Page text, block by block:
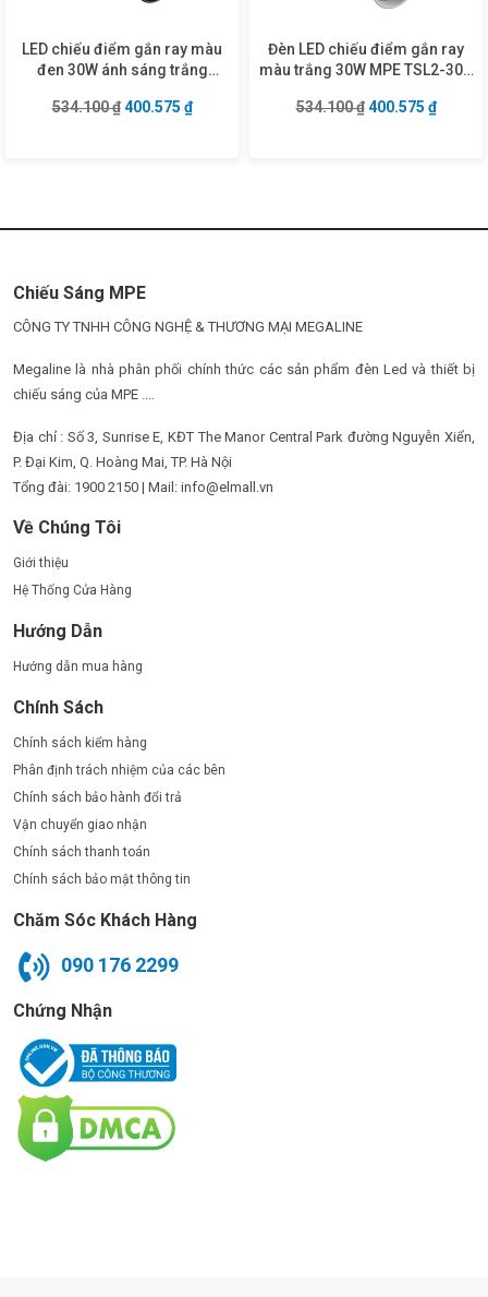
LED chiếu điểm gắn ray màu
đen 30W ánh sáng trắng
534.100₫ Giá gốc là: 534.100 ₫.
400.575 ₫Giá hiện tại là: 400.575 ₫.
Đèn LED chiếu điểm gắn ray
màu trắng 30W MPE TSL2-30V
534.100₫ Giá gốc là:
400.575 ₫Giá
Chiếu Sáng MPE
CÔNG TY TNHH CÔNG NGHỆ & THƯƠNG MẠI MEGALINE
Megaline là nhà phân phối chính thức các sản phẩm đèn Led và thiết bị
chiếu sáng của MPE ....
Địa chỉ : Số 3, Sunrise E, KĐT The Manor Central Park đường Nguyễn Xiển,
P. Đại Kim, Q. Hoàng Mai, TP. Hà Nội
Tổng đài: 1900 2150 | Mail: info@elmall.vn
Về Chúng Tôi
Giới thiệu
Hệ Thống Cửa Hàng
Hướng Dẫn
Hướng dẫn mua hàng
Chính Sách
Chính sách kiểm hàng
Phân định trách nhiệm của các bên
Chính sách bảo hành đổi trả
Vận chuyển giao nhận
Chính sách thanh toán
Chính sách bảo mật thông tin
Chăm Sóc Khách Hàng
090 176 2299
Chứng Nhận